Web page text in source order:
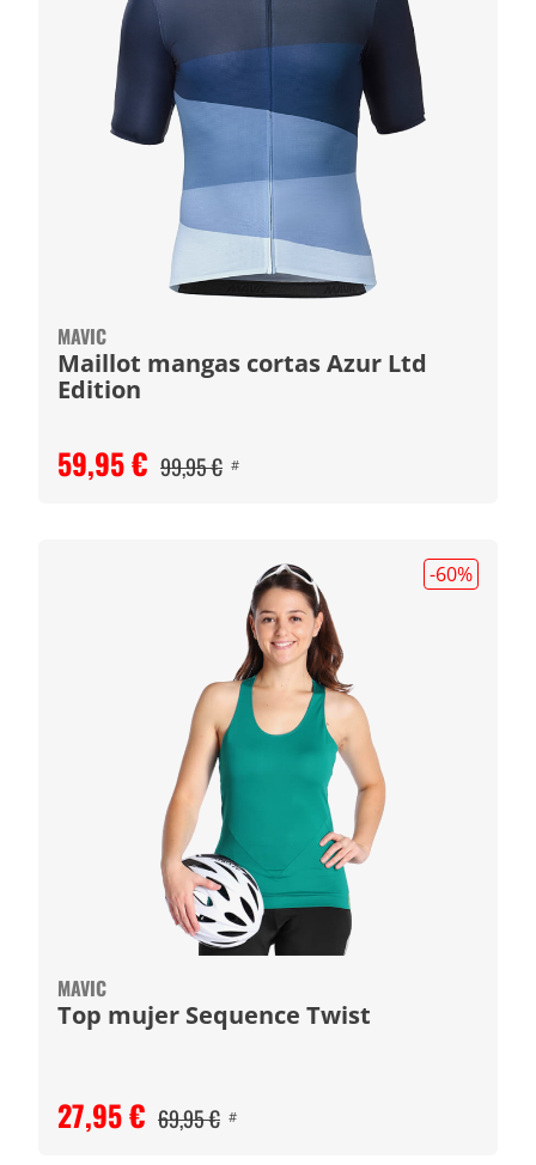
MAVIC
Maillot mangas cortas Azur Ltd
Edition
59,95 € 99,95 € #
-60%
MAVIC
Top mujer Sequence Twist
27,95 € 69,95 € #